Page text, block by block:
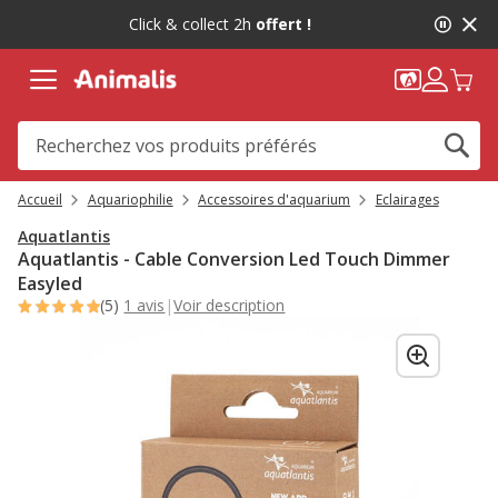
message,
Click & collect 2h offert !
Accueil Aquariophilie Accessoires d'aquarium Eclairages
Aquatlantis
Aquatlantis - Cable Conversion Led Touch Dimmer
Easyled
(5) 1 avis |Voir description